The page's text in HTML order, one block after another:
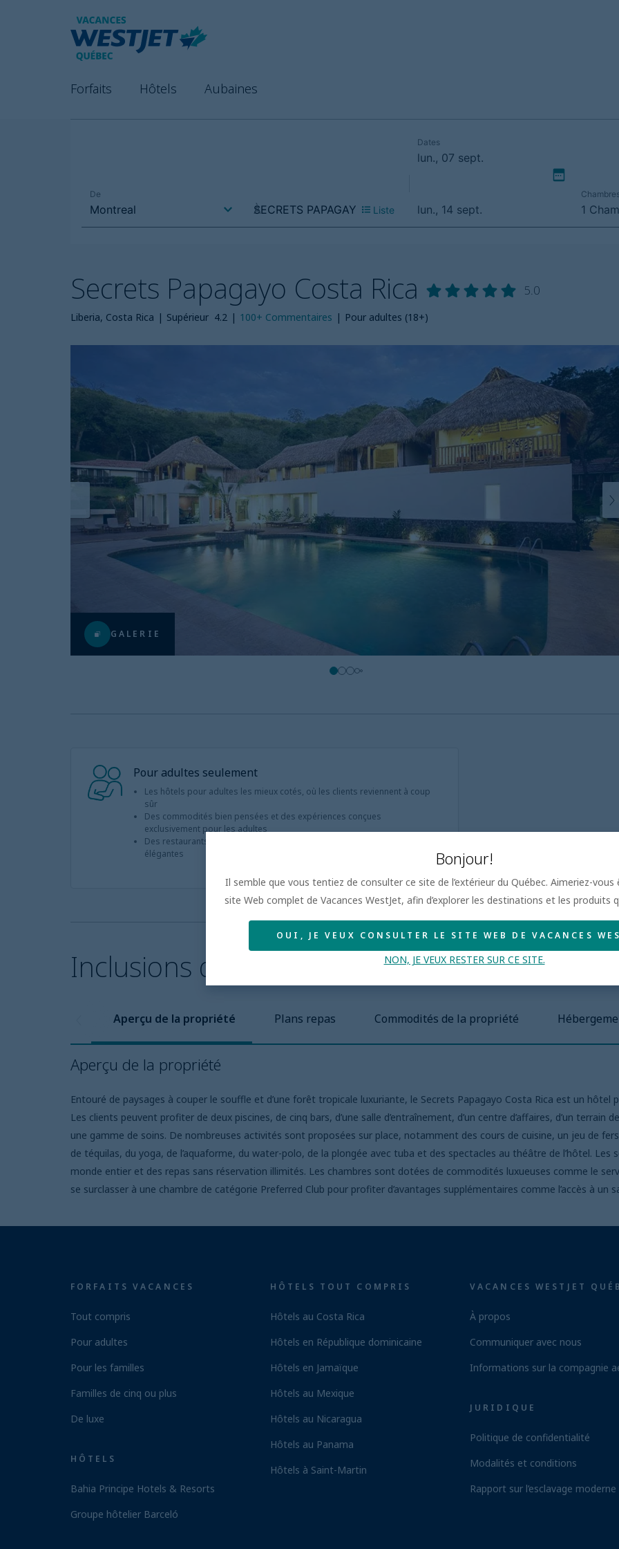
Forfaits Hôtels Aubaines
Secrets Papagayo Costa Rica 5.0
Liberia, Costa Rica | Supérieur 4.2 | 100+ Commentaires | Pour adultes (18+)
GALERIE
Pour adultes seulement
Les hôtels pour adultes les mieux cotés, où les clients reviennent à coup
sûr
Des commodités bien pensées et des expériences conçues
exclusivement pour les adultes
Des restaurants à la carte exquis, des bars et des installations
élégantes
Inclusions de l'hôtel
Aperçu de la propriété Plans repas Commodités de la propriété
Aperçu de la propriété
Entouré de paysages à couper le souffle et d’une forêt tropicale luxuriante, le Secrets Papagayo Costa Rica est un hôtel
Les clients peuvent profiter de deux piscines, de cinq bars, d’une salle d’entraînement, d’un centre d’affaires, d’un terrain
une gamme de soins. De nombreuses activités sont proposées sur place, notamment des cours de cuisine, un jeu de
de téquilas, du yoga, de l’aquaforme, du water-polo, de la plongée avec tuba et des spectacles au théâtre de l’hôtel.
monde entier et des repas sans réservation illimités. Les chambres sont dotées de commodités luxueuses comme le
se surclasser à une chambre de catégorie Preferred Club pour profiter d’avantages supplémentaires comme l’accès à un
FORFAITS VACANCES
Tout compris
Pour adultes
Pour les familles
Familles de cinq ou plus
De luxe
HÔTELS
Bahia Principe Hotels & Resorts
Groupe hôtelier Barceló
HÔTELS TOUT COMPRIS
Hôtels au Costa Rica
Hôtels en République dominicaine
Hôtels en Jamaïque
Hôtels au Mexique
Hôtels au Nicaragua
Hôtels au Panama
Hôtels à Saint-Martin
VACANCES WESTJET
À propos
Communiquer avec nous
Informations sur la compagnie
JURIDIQUE
Politique de confidentialité
Modalités et conditions
Rapport sur l’esclavage moderne
Bonjour!
Il semble que vous tentiez de consulter ce site de l’extérieur du Québec. Aimeriez-vous
site Web complet de Vacances WestJet, afin d’explorer les destinations et les produits
OUI, JE VEUX CONSULTER LE SITE WEB DE VACANCES
NON, JE VEUX RESTER SUR CE SITE.